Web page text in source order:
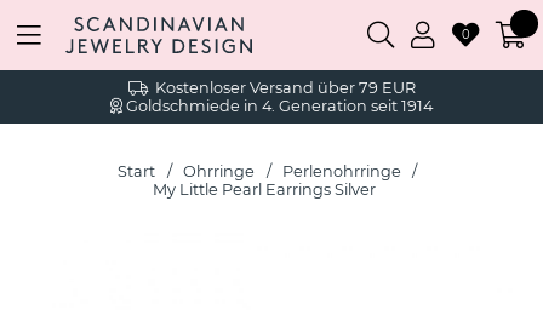
Kostenloser Versand über 79 EUR
Goldschmiede in 4. Generation seit 1914
0
Start Ohrringe
Perlenohrringe
My Little Pearl Earrings Silver